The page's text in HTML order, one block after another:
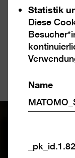
Statistik
Diese
Name